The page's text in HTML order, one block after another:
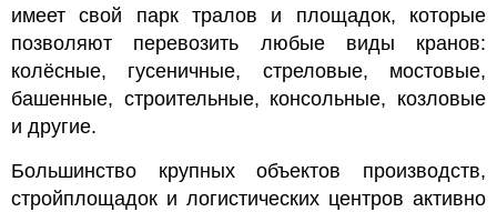
имеет свой парк тралов и площадок, которые
позволяют перевозить любые виды кранов:
колёсные, гусеничные, стреловые, мостовые,
башенные, строительные, консольные, козловые
и другие.
Большинство крупных объектов производств,
стройплощадок и логистических центров активно